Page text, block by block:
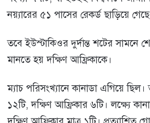
নয়্যারের ৫১ পাসের রেকর্ড ছাড়িয়ে
তবে ইউস্টাকিওর দুর্দান্ত শটের সামনে
মানতে হয় দক্ষিণ আফ্রিকাকে।
ম্যাচ পরিসংখ্যানে কানাডা এগিয়ে
১২টি, দক্ষিণ আফ্রিকার ৬টি। লক্ষ্যে